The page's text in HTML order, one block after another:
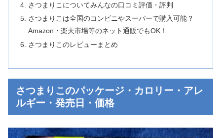
さつまりこについてみんなの口コミ評価・評判
さつまりこは全国のコンビニやスーパーで購入可能？
Amazon・楽天市場等のネット通販でもOK！
さつまりこのレビューまとめ
さつまりこのパッケージ・カロリー・アレ
ルギー・発売日・価格